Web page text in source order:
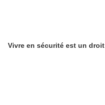
Vivre en sécurité est un droit